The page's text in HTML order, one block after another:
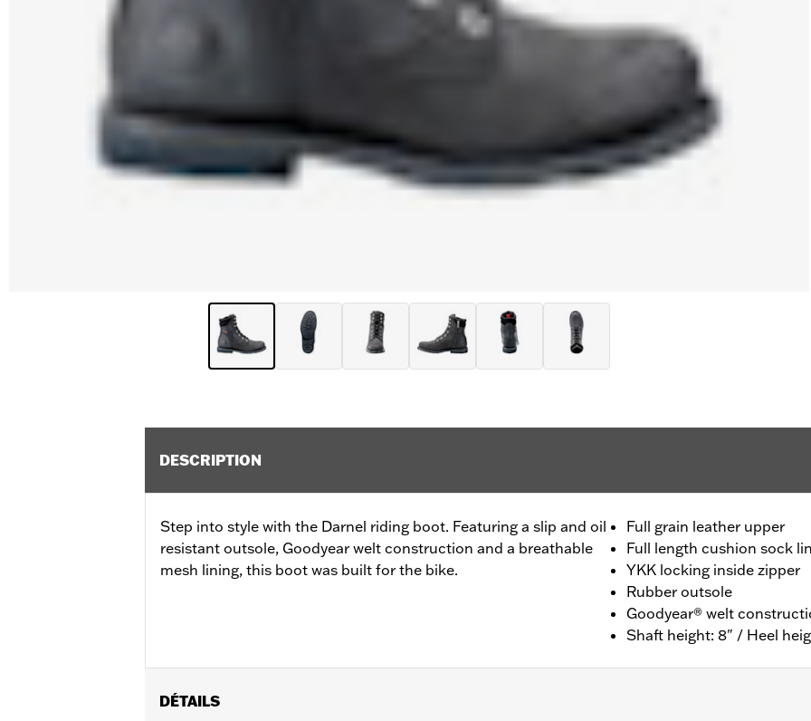
DESCRIPTION
Step into style with the Darnel riding boot. Featuring a slip and oil
resistant outsole, Goodyear welt construction and a breathable
mesh lining, this boot was built for the bike.
Full grain leather upper
Full length cushion sock
YKK locking inside zipper
Rubber outsole
Goodyear® welt
Shaft height: 8" / Heel
DÉTAILS